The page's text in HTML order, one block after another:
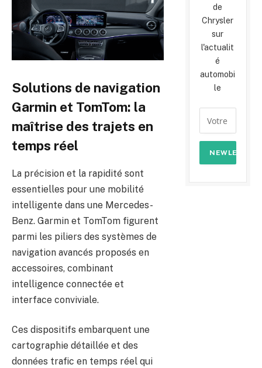
Solutions de navigation
Garmin et TomTom: la
maîtrise des trajets en
temps réel
La précision et la rapidité sont
essentielles pour une mobilité
intelligente dans une Mercedes-
Benz. Garmin et TomTom figurent
parmi les piliers des systèmes de
navigation avancés proposés en
accessoires, combinant
intelligence connectée et
interface conviviale.
Ces dispositifs embarquent une
cartographie détaillée et des
données trafic en temps réel qui
de
Chrysler
sur
l'actualit
é
automobi
le